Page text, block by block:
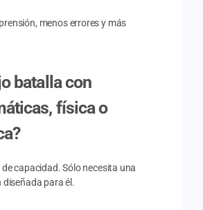
menos errores y más
batalla con
física o
capacidad. Sólo necesita una
diseñada para él.